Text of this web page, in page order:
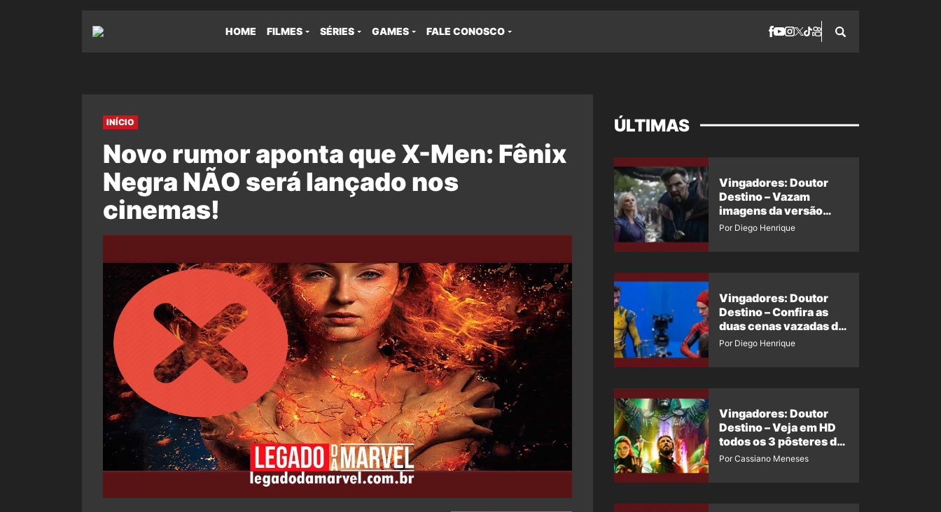
HOME FILMES SÉRIES GAMES FALE CONOSCO
INÍCIO
Novo rumor aponta que X-Men: Fênix
Negra NÃO será lançado nos
cinemas!
ÚLTIMAS
Vingadores: Doutor
Destino – Vazam
imagens da versão
maligna do Doutor
Por Diego Henrique
Vingadores: Doutor
Destino – Confira as
duas cenas vazadas do
Wolverine e o Homem-
Por Diego Henrique
Vingadores: Doutor
Destino – Veja em HD
todos os 3 pôsteres de
‘Doomsday’ + 1 imagem
Por Cassiano Meneses